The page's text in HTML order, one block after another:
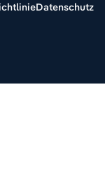
Datenschutz